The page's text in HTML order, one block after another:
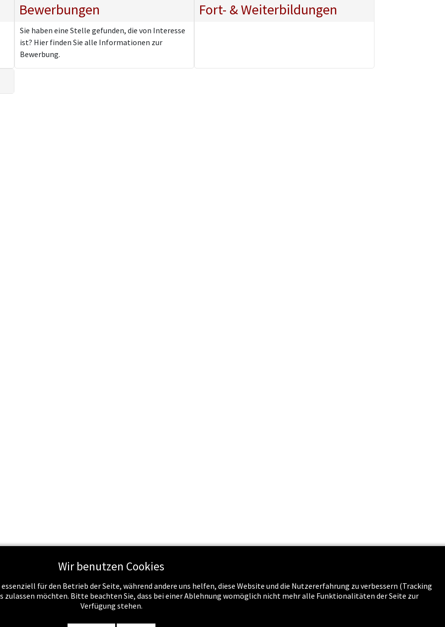
Bewerbungen
Sie haben eine Stelle gefunden, die von Interesse
ist? Hier finden Sie alle Informationen zur
Bewerbung.
Fort- & Weiterbildungen
Schule & Recht Schule & Unterricht Service Jobs & Karriere
Wir benutzen Cookies
für den Betrieb der Seite, während andere uns helfen, diese Website und die Nutzererfahrung zu verbessern (Tracking
zulassen möchten. Bitte beachten Sie, dass bei einer Ablehnung womöglich nicht mehr alle Funktionalitäten der Seite zur
Verfügung stehen.